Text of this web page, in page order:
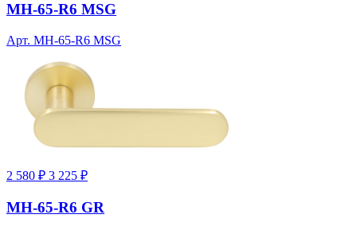
MH-65-R6 MSG
Арт. MH-65-R6 MSG
2 580 ₽ 3 225 ₽
MH-65-R6 GR